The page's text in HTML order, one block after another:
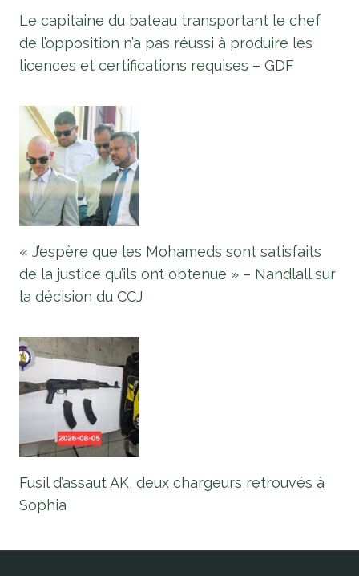
Le capitaine du bateau transportant le chef
de l’opposition n’a pas réussi à produire les
licences et certifications requises – GDF
« J’espère que les Mohameds sont satisfaits
de la justice qu’ils ont obtenue » – Nandlall sur
la décision du CCJ
Fusil d’assaut AK, deux chargeurs retrouvés à
Sophia